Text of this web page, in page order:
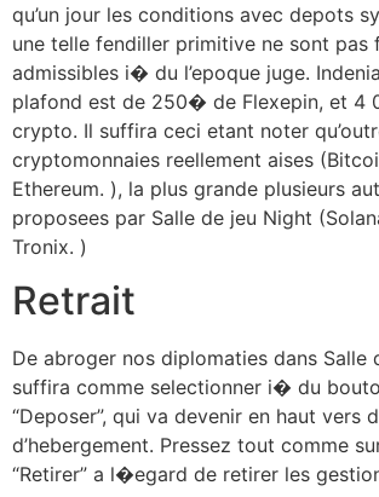
qu’un jour les conditions avec depots
une telle fendiller primitive ne sont pas
admissibles i� du l’epoque juge.
plafond est de 250� de Flexepin, et 4
crypto. Il suffira ceci etant noter
cryptomonnaies reellement aises
Ethereum. ), la plus grande plusieurs
proposees par Salle de jeu Night
Tronix. )
Retrait
De abroger nos diplomaties dans Salle
suffira comme selectionner i� du
“Deposer”, qui va devenir en haut vers
d’hebergement. Pressez tout comme
“Retirer” a l�egard de retirer les